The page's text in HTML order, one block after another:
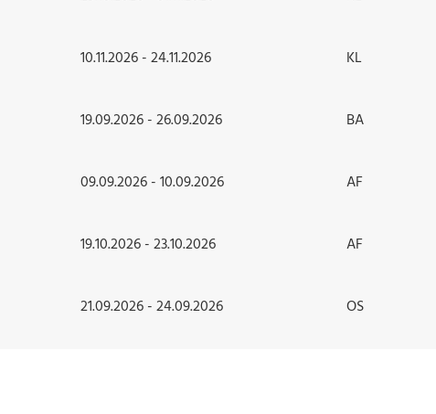
10.11.2026 - 24.11.2026 KL
19.09.2026 - 26.09.2026 BA
09.09.2026 - 10.09.2026 AF
19.10.2026 - 23.10.2026 AF
21.09.2026 - 24.09.2026 OS